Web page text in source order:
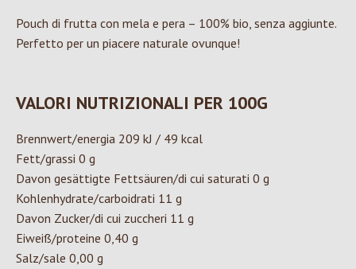
Pouch di frutta con mela e pera – 100% bio, senza aggiunte.
Perfetto per un piacere naturale ovunque!
VALORI NUTRIZIONALI PER 100G
Brennwert/energia 209 kJ / 49 kcal
Fett/grassi 0 g
Davon gesättigte Fettsäuren/di cui saturati 0 g
Kohlenhydrate/carboidrati 11 g
Davon Zucker/di cui zuccheri 11 g
Eiweiß/proteine 0,40 g
Salz/sale 0,00 g